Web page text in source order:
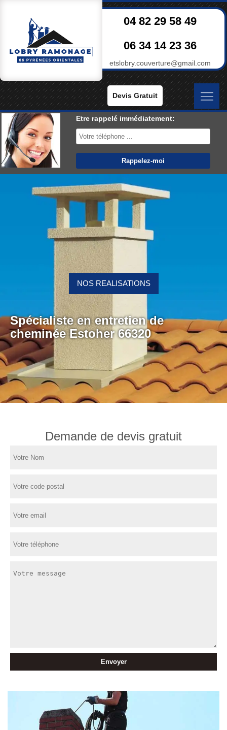
04 82 29 58 49
06 34 14 23 36
etslobry.couverture@gmail.com
Devis Gratuit
Etre rappelé immédiatement:
Spécialiste en entretien de
cheminée Estoher 66320
NOS REALISATIONS
Demande de devis gratuit